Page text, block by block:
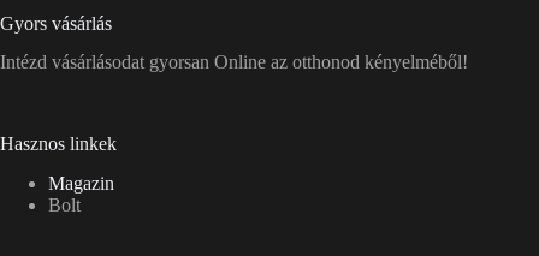
Gyors vásárlás
Intézd vásárlásodat gyorsan Online az otthonod kényelméből!
Hasznos linkek
Magazin
Bolt